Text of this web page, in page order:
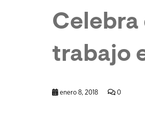
Celebra
trabajo
enero 8, 2018 0